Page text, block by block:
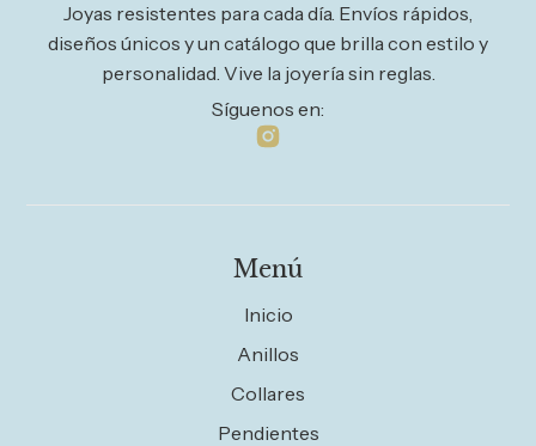
Joyas resistentes para cada día. Envíos rápidos,
diseños únicos y un catálogo que brilla con estilo y
personalidad. Vive la joyería sin reglas.
Síguenos en:
Menú
Inicio
Anillos
Collares
Pendientes